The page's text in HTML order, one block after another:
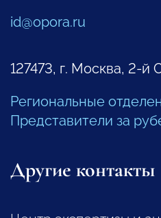
id@opora.ru
127473, г. Москва, 2-й
Региональные
Представители за
Другие контакты